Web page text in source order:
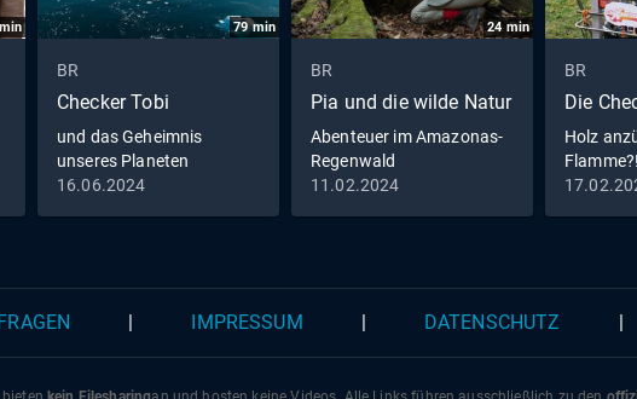
min 79min
BR
Checker Tobi
und das Geheimnis
unseres Planeten
16.06.2024
24min
BR
Pia und die wilde Natur
Abenteuer im Amazonas-
Regenwald
11.02.2024
BR
Die
Holz
Flamme?!
IMPRESSUM DATENSCHUTZ